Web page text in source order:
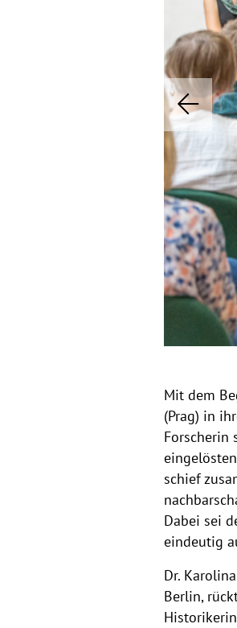
Mit dem
(Prag) in
Forscherin
schief
Dabei sei
eindeutig
Dr.
Berlin,